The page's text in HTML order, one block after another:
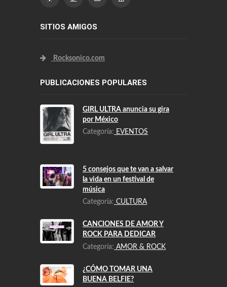
SITIOS AMIGOS
Rocksonico.com
PUBLICACIONES POPULARES
GIRL ULTRA anuncia su gira
por México
Categoría: EVENTOS
5 consejos que te van a salvar
la vida en un festival de
música
Categoría: CULTURA
CANCIONES DE AMOR Y
ROCK PARA DEDICAR
Categoría: AMOR & ROCK
¿CÓMO TOMAR UNA
BUENA BELFIE?